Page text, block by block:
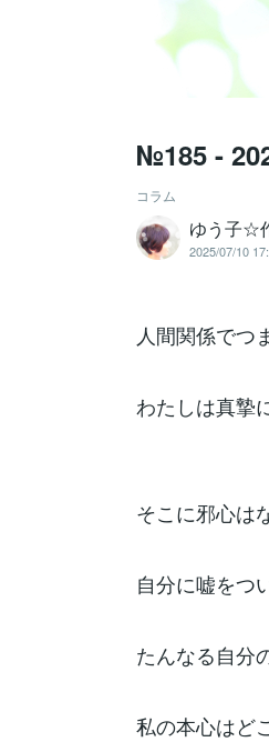
№185 -
コラム
ゆう子☆
2025/07/10
人間関係でつ
わたしは真摯
そこに邪心は
自分に嘘をつ
たんなる自分
私の本心はど